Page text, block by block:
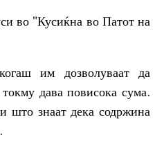
во "Кусиќна во Патот на
им дозволуваат да
дава повисока сума.
што знаат дека содржина